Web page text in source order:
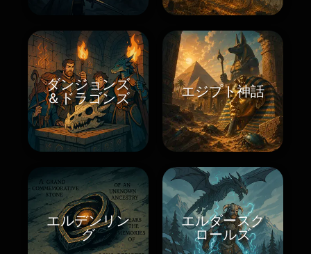
ダンジョンズ
＆ドラゴンズ
エジプト神話
エルデンリン
グ
エルダースク
ロールズ